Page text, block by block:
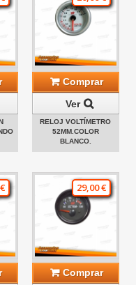
Comprar
Ver
RELOJ VOLTÍMETRO
52MM.COLOR
BLANCO.
29,00 €
Comprar